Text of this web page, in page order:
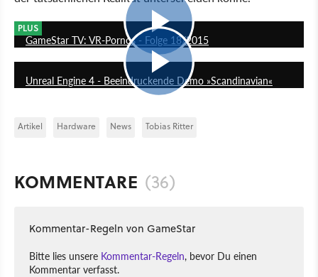
PLUS
GameStar TV: VR-Pornos - Folge 18/2015
1:58
Unreal Engine 4 - Beeindruckende Demo »Scandinavian«
Artikel Hardware News Tobias Ritter
KOMMENTARE (36)
Kommentar-Regeln von GameStar
Bitte lies unsere Kommentar-Regeln, bevor Du einen
Kommentar verfasst.